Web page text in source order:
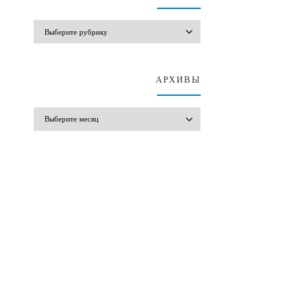
АРХИВЫ